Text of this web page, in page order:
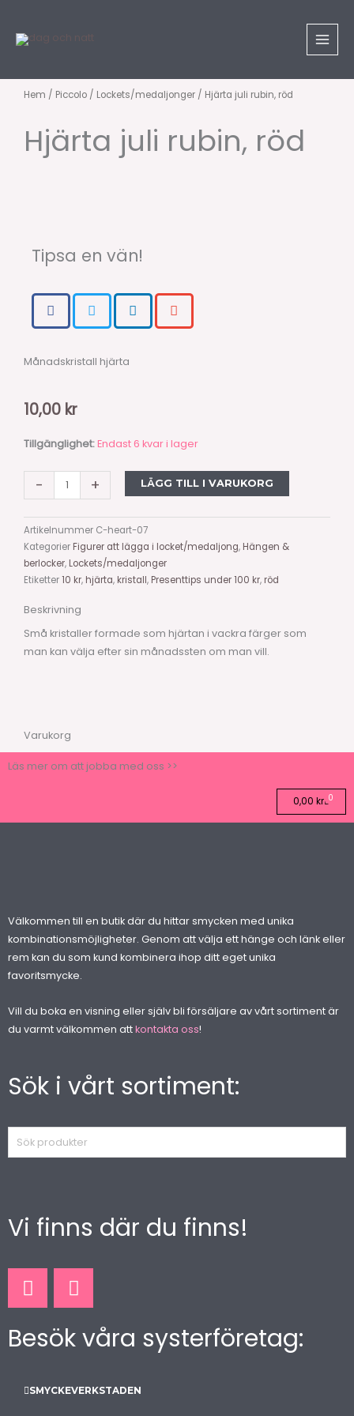
innehåll
Hem / Piccolo / Lockets/medaljonger / Hjärta juli rubin, röd
Hjärta juli rubin, röd
Tipsa en vän!
Månadskristall hjärta
10,00 kr
Tillgänglighet:Endast 6 kvar i lager
-
Hjärta
röd
mängd
+ LÄGG TILL I VARUKORG
Artikelnummer C-heart-07
Kategorier Figurer att lägga i locket/medaljong, Hängen &
berlocker, Lockets/medaljonger
Etiketter10 kr, hjärta, kristall, Presenttips under 100 kr, röd
Beskrivning
Små kristaller formade som hjärtan i vackra färger som
man kan välja efter sin månadssten om man vill.
Varukorg
Läs mer om att jobba med oss >>
0,00 kr 0
Välkommen till en butik där du hittar smycken med unika
kombinationsmöjligheter. Genom att välja ett hänge och länk eller
rem kan du som kund kombinera ihop ditt eget unika
favoritsmycke.
Vill du boka en visning eller själv bli försäljare av vårt sortiment är
du varmt välkommen attkontakta oss!
Sök i vårt sortiment:
Vi finns där du finns!
F
a
c
e
o
I
n
s
t
r
Besök våra systerföretag:
SMYCKEVERKSTADEN